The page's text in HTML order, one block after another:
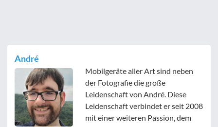
André
Mobilgeräte aller Art sind neben
der Fotografie die große
Leidenschaft von André. Diese
Leidenschaft verbindet er seit 2008
mit einer weiteren Passion, dem